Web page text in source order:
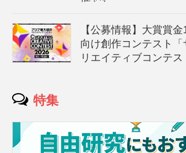
【公募情報】大賞賞
向け創作コンテスト「
リエイティブコンテ
特集